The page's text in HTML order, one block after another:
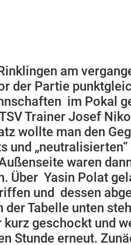
am
der Partie
im Pokal
Trainer Josef
wollte man den
und
waren
Über Yasin Polat
und dessen
der Tabelle unten
geschockt und
Stunde erneut.